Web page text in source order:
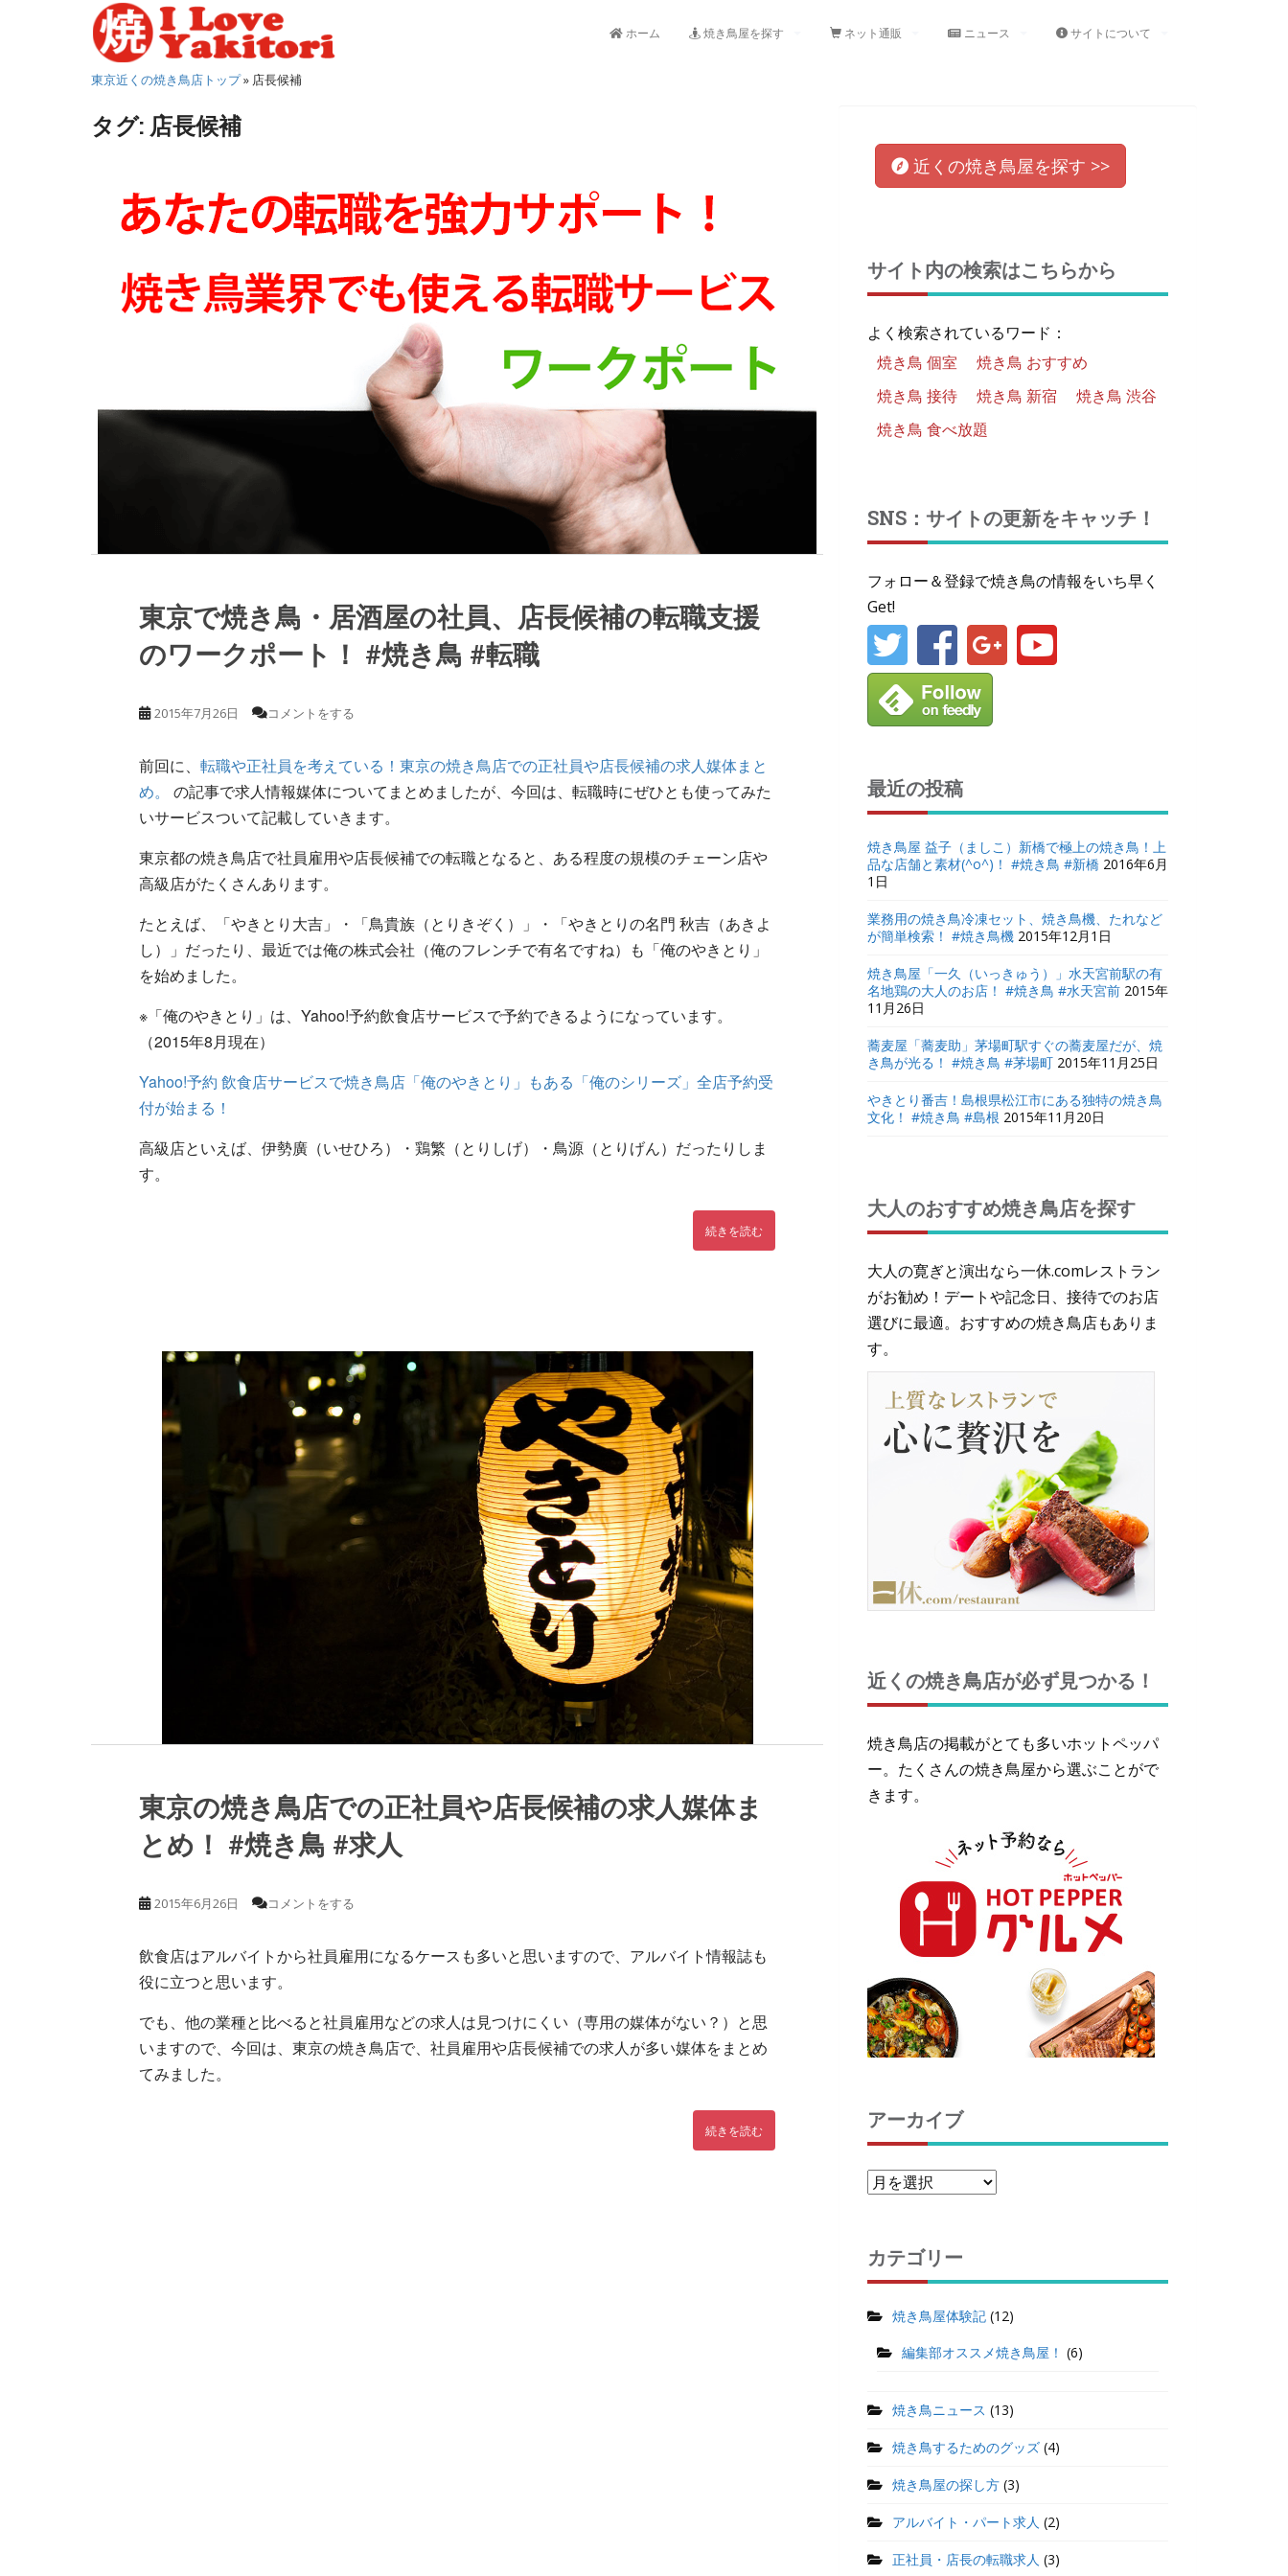
ホーム 焼き鳥屋を探す ネット通販 ニュース サイトについて
東京近くの焼き鳥店トップ» 店長候補
タグ: 店長候補
東京で焼き鳥・居酒屋の社員、店長候補の転職支援
のワークポート！ #焼き鳥 #転職
2015年7月26日 コメントをする
前回に、 転職や正社員を考えている！東京の焼き鳥店での正社員や店長候補の求人媒体まと
め。
の記事で求人情報媒体についてまとめましたが、今回は、転職時にぜひとも使ってみた
いサービスついて記載していきます。
東京都の焼き鳥店で社員雇用や店長候補での転職となると、ある程度の規模のチェーン店や
高級店がたくさんあります。
たとえば、「やきとり大吉」・「鳥貴族（とりきぞく）」・「やきとりの名門 秋吉（あきよ
し）」だったり、最近では俺の株式会社（俺のフレンチで有名ですね）も「俺のやきとり」
を始めました。
※「俺のやきとり」は、Yahoo!予約飲食店サービスで予約できるようになっています。
（2015年8月現在）
Yahoo!予約 飲食店サービスで焼き鳥店「俺のやきとり」もある「俺のシリーズ」全店予約受
付が始まる！
高級店といえば、伊勢廣（いせひろ）・鶏繁（とりしげ）・鳥源（とりげん）だったりしま
す。
続きを読む
東京の焼き鳥店での正社員や店長候補の求人媒体ま
とめ！ #焼き鳥 #求人
2015年6月26日 コメントをする
飲食店はアルバイトから社員雇用になるケースも多いと思いますので、アルバイト情報誌も
役に立つと思います。
でも、他の業種と比べると社員雇用などの求人は見つけにくい（専用の媒体がない？）と思
いますので、今回は、東京の焼き鳥店で、社員雇用や店長候補での求人が多い媒体をまとめ
てみました。
続きを読む
近くの焼き鳥屋を探す >>
サイト内の検索はこちらから
よく検索されているワード：
焼き鳥 個室
焼き鳥 おすすめ
焼き鳥 接待
焼き鳥 新宿
焼き鳥 渋谷
焼き鳥 食べ放題
SNS：サイトの更新をキャッチ！
フォロー＆登録で焼き鳥の情報をいち早く
Get!
最近の投稿
焼き鳥屋 益子（ましこ）新橋で極上の焼き鳥！上
品な店舗と素材(^o^)！ #焼き鳥 #新橋 2016年6月
1日
業務用の焼き鳥冷凍セット、焼き鳥機、たれなど
が簡単検索！ #焼き鳥機 2015年12月1日
焼き鳥屋「一久（いっきゅう）」水天宮前駅の有
名地鶏の大人のお店！ #焼き鳥 #水天宮前 2015年
11月26日
蕎麦屋「蕎麦助」茅場町駅すぐの蕎麦屋だが、焼
き鳥が光る！ #焼き鳥 #茅場町 2015年11月25日
やきとり番吉！島根県松江市にある独特の焼き鳥
文化！ #焼き鳥 #島根 2015年11月20日
大人のおすすめ焼き鳥店を探す
大人の寛ぎと演出なら一休.comレストラン
がお勧め！デートや記念日、接待でのお店
選びに最適。おすすめの焼き鳥店もありま
す。
近くの焼き鳥店が必ず見つかる！
焼き鳥店の掲載がとても多いホットペッパ
ー。たくさんの焼き鳥屋から選ぶことがで
きます。
アーカイブ
カテゴリー
焼き鳥屋体験記 (12)
編集部オススメ焼き鳥屋！ (6)
焼き鳥ニュース (13)
焼き鳥するためのグッズ (4)
焼き鳥屋の探し方 (3)
アルバイト・パート求人 (2)
正社員・店長の転職求人 (3)